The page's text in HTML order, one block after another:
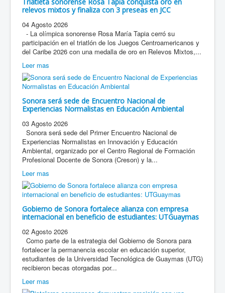
Triatleta sonorense Rosa Tapia conquista oro en
relevos mixtos y finaliza con 3 preseas en JCC
04 Agosto 2026
- La olímpica sonorense Rosa María Tapia cerró su
participación en el triatlón de los Juegos Centroamericanos y
del Caribe 2026 con una medalla de oro en Relevos Mixtos,...
Leer mas
Sonora será sede de Encuentro Nacional de
Experiencias Normalistas en Educación Ambiental
03 Agosto 2026
Sonora será sede del Primer Encuentro Nacional de
Experiencias Normalistas en Innovación y Educación
Ambiental, organizado por el Centro Regional de Formación
Profesional Docente de Sonora (Creson) y la...
Leer mas
Gobierno de Sonora fortalece alianza con empresa
internacional en beneficio de estudiantes: UTGuaymas
02 Agosto 2026
Como parte de la estrategia del Gobierno de Sonora para
fortalecer la permanencia escolar en educación superior,
estudiantes de la Universidad Tecnológica de Guaymas (UTG)
recibieron becas otorgadas por...
Leer mas